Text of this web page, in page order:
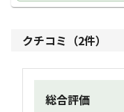
クチコミ（2件）
総合評価